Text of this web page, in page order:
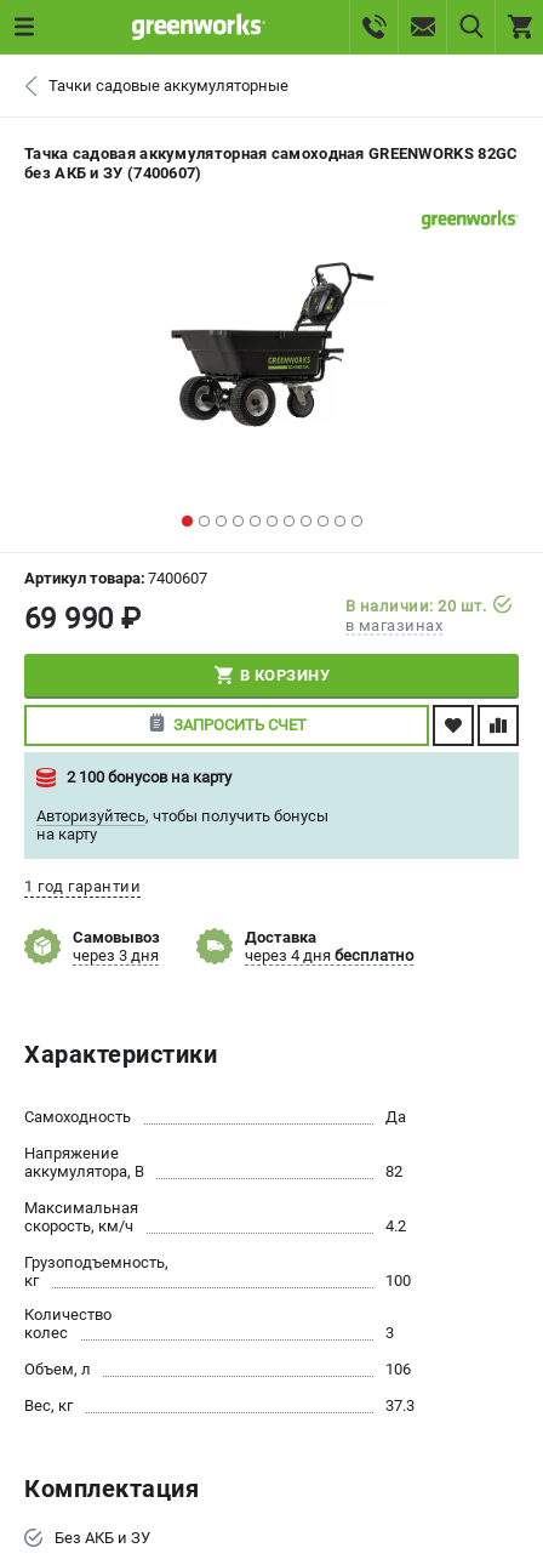
СЕРВИС
ИЗБРАННОЕ
СРАВНЕНИЕ ( 0 )
ВХОД ИЛИ РЕГИСТРАЦИЯ
ЗАКАЗАТЬ ЗАПЧАСТЬ
- ЗАКАЗ ЗАПЧАСТЕЙ
0 ₽
ПОДДЕРЖКА
Политика обработки персональных данных
ИНФОРМАЦИЯ
Новости
Способы оплаты
Как нас найти
Пользовательское соглашение
САДОВАЯ ТЕХНИКА
Аэраторы
Кусторезы
Газонокосилки-роботы
Тачки садовые аккумуляторные
Тачка садовая аккумуляторная самоходная GREENWORKS 82GC
без АКБ и ЗУ (7400607)
Артикул товара: 7400607
69 990 ₽
В наличии: 20 шт.
в магазинах
В КОРЗИНУ
ЗАПРОСИТЬ СЧЕТ
2 100 бонусов на карту
Авторизуйтесь, чтобы получить бонусы
на карту
1 год гарантии
Самовывоз
через 3 дня
Доставка
через 4 дня бесплатно
Характеристики
Самоходность
Да
Напряжение
аккумулятора, В
82
Максимальная
скорость, км/ч
4.2
Грузоподъемность,
кг
100
Количество
колес
3
Объем, л
106
Вес, кг
37.3
Комплектация
Без АКБ и ЗУ